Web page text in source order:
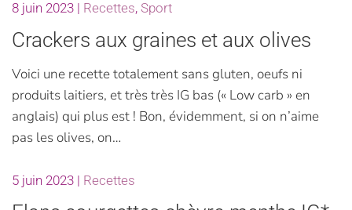
8 juin 2023 | Recettes, Sport
Crackers aux graines et aux olives
Voici une recette totalement sans gluten, oeufs ni
produits laitiers, et très très IG bas (« Low carb » en
anglais) qui plus est ! Bon, évidemment, si on n’aime
pas les olives, on…
5 juin 2023 | Recettes